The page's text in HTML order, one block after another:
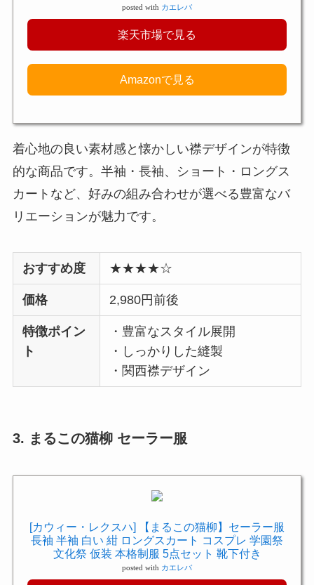
posted with カエレバ
楽天市場で見る
Amazonで見る
着心地の良い素材感と懐かしい襟デザインが特徴
的な商品です。半袖・長袖、ショート・ロングス
カートなど、好みの組み合わせが選べる豊富なバ
リエーションが魅力です。
おすすめ度 ★★★★☆
価格 2,980円前後
特徴ポイン
ト
・豊富なスタイル展開
・しっかりした縫製
・関西襟デザイン
3. まるこの猫柳 セーラー服
[カウィー・レクスハ] 【まるこの猫柳】セーラー服
長袖 半袖 白い 紺 ロングスカート コスプレ 学園祭
文化祭 仮装 本格制服 5点セット 靴下付き
posted with カエレバ